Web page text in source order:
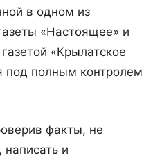
в одном из
«Настоящее» и
«Крылатское
под полным контролем
факты, не
и